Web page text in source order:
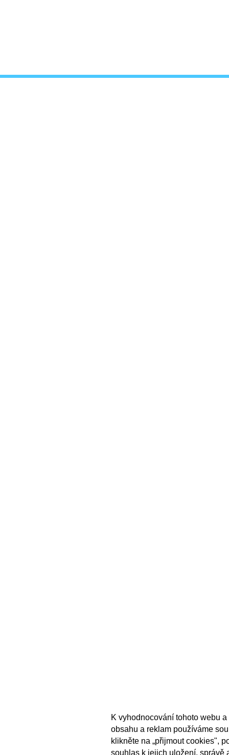
K vyhodnocování tohoto webu
obsahu a reklam používáme
klikněte na „přijmout cookies",
souhlas k jejich uložení, správě